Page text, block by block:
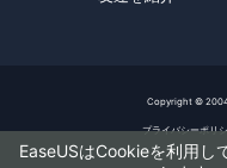
EaseUSはCookieを利用し
Copyright ©
プライバシーポリ